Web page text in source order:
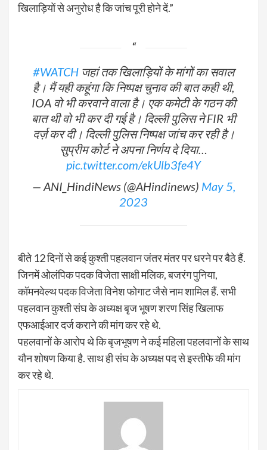
खिलाड़ियों से अनुरोध है कि जांच पूरी होने दें.”
#WATCH जहां तक खिलाड़ियों के मांगों का सवाल
है। मैं यही कहूंगा कि निष्पक्ष चुनाव की बात कही थी,
IOA वो भी करवाने वाला है। एक कमेटी के गठन की
बात थी वो भी कर दी गई है। दिल्ली पुलिस ने FIR भी
दर्ज़ कर दी। दिल्ली पुलिस निष्पक्ष जांच कर रही है।
सुप्रीम कोर्ट ने अपना निर्णय दे दिया…
pic.twitter.com/ekUlb3fe4Y
— ANI_HindiNews (@AHindinews) May 5,
2023
बीते 12 दिनों से कई कुश्ती पहलवान जंतर मंतर पर धरने पर बैठे हैं.
जिनमें ओलंपिक पदक विजेता साक्षी मलिक, बजरंग पुनिया,
कॉमनवेल्थ पदक विजेता विनेश फोगाट जैसे नाम शामिल हैं. सभी
पहलवान कुश्ती संघ के अध्यक्ष बृज भूषण शरण सिंह खिलाफ
एफआईआर दर्ज कराने की मांग कर रहे थे.
पहलवानों के आरोप थे कि बृजभूषण ने कई महिला पहलवानों के साथ
यौन शोषण किया है. साथ ही संघ के अध्यक्ष पद से इस्तीफे की मांग
कर रहे थे.